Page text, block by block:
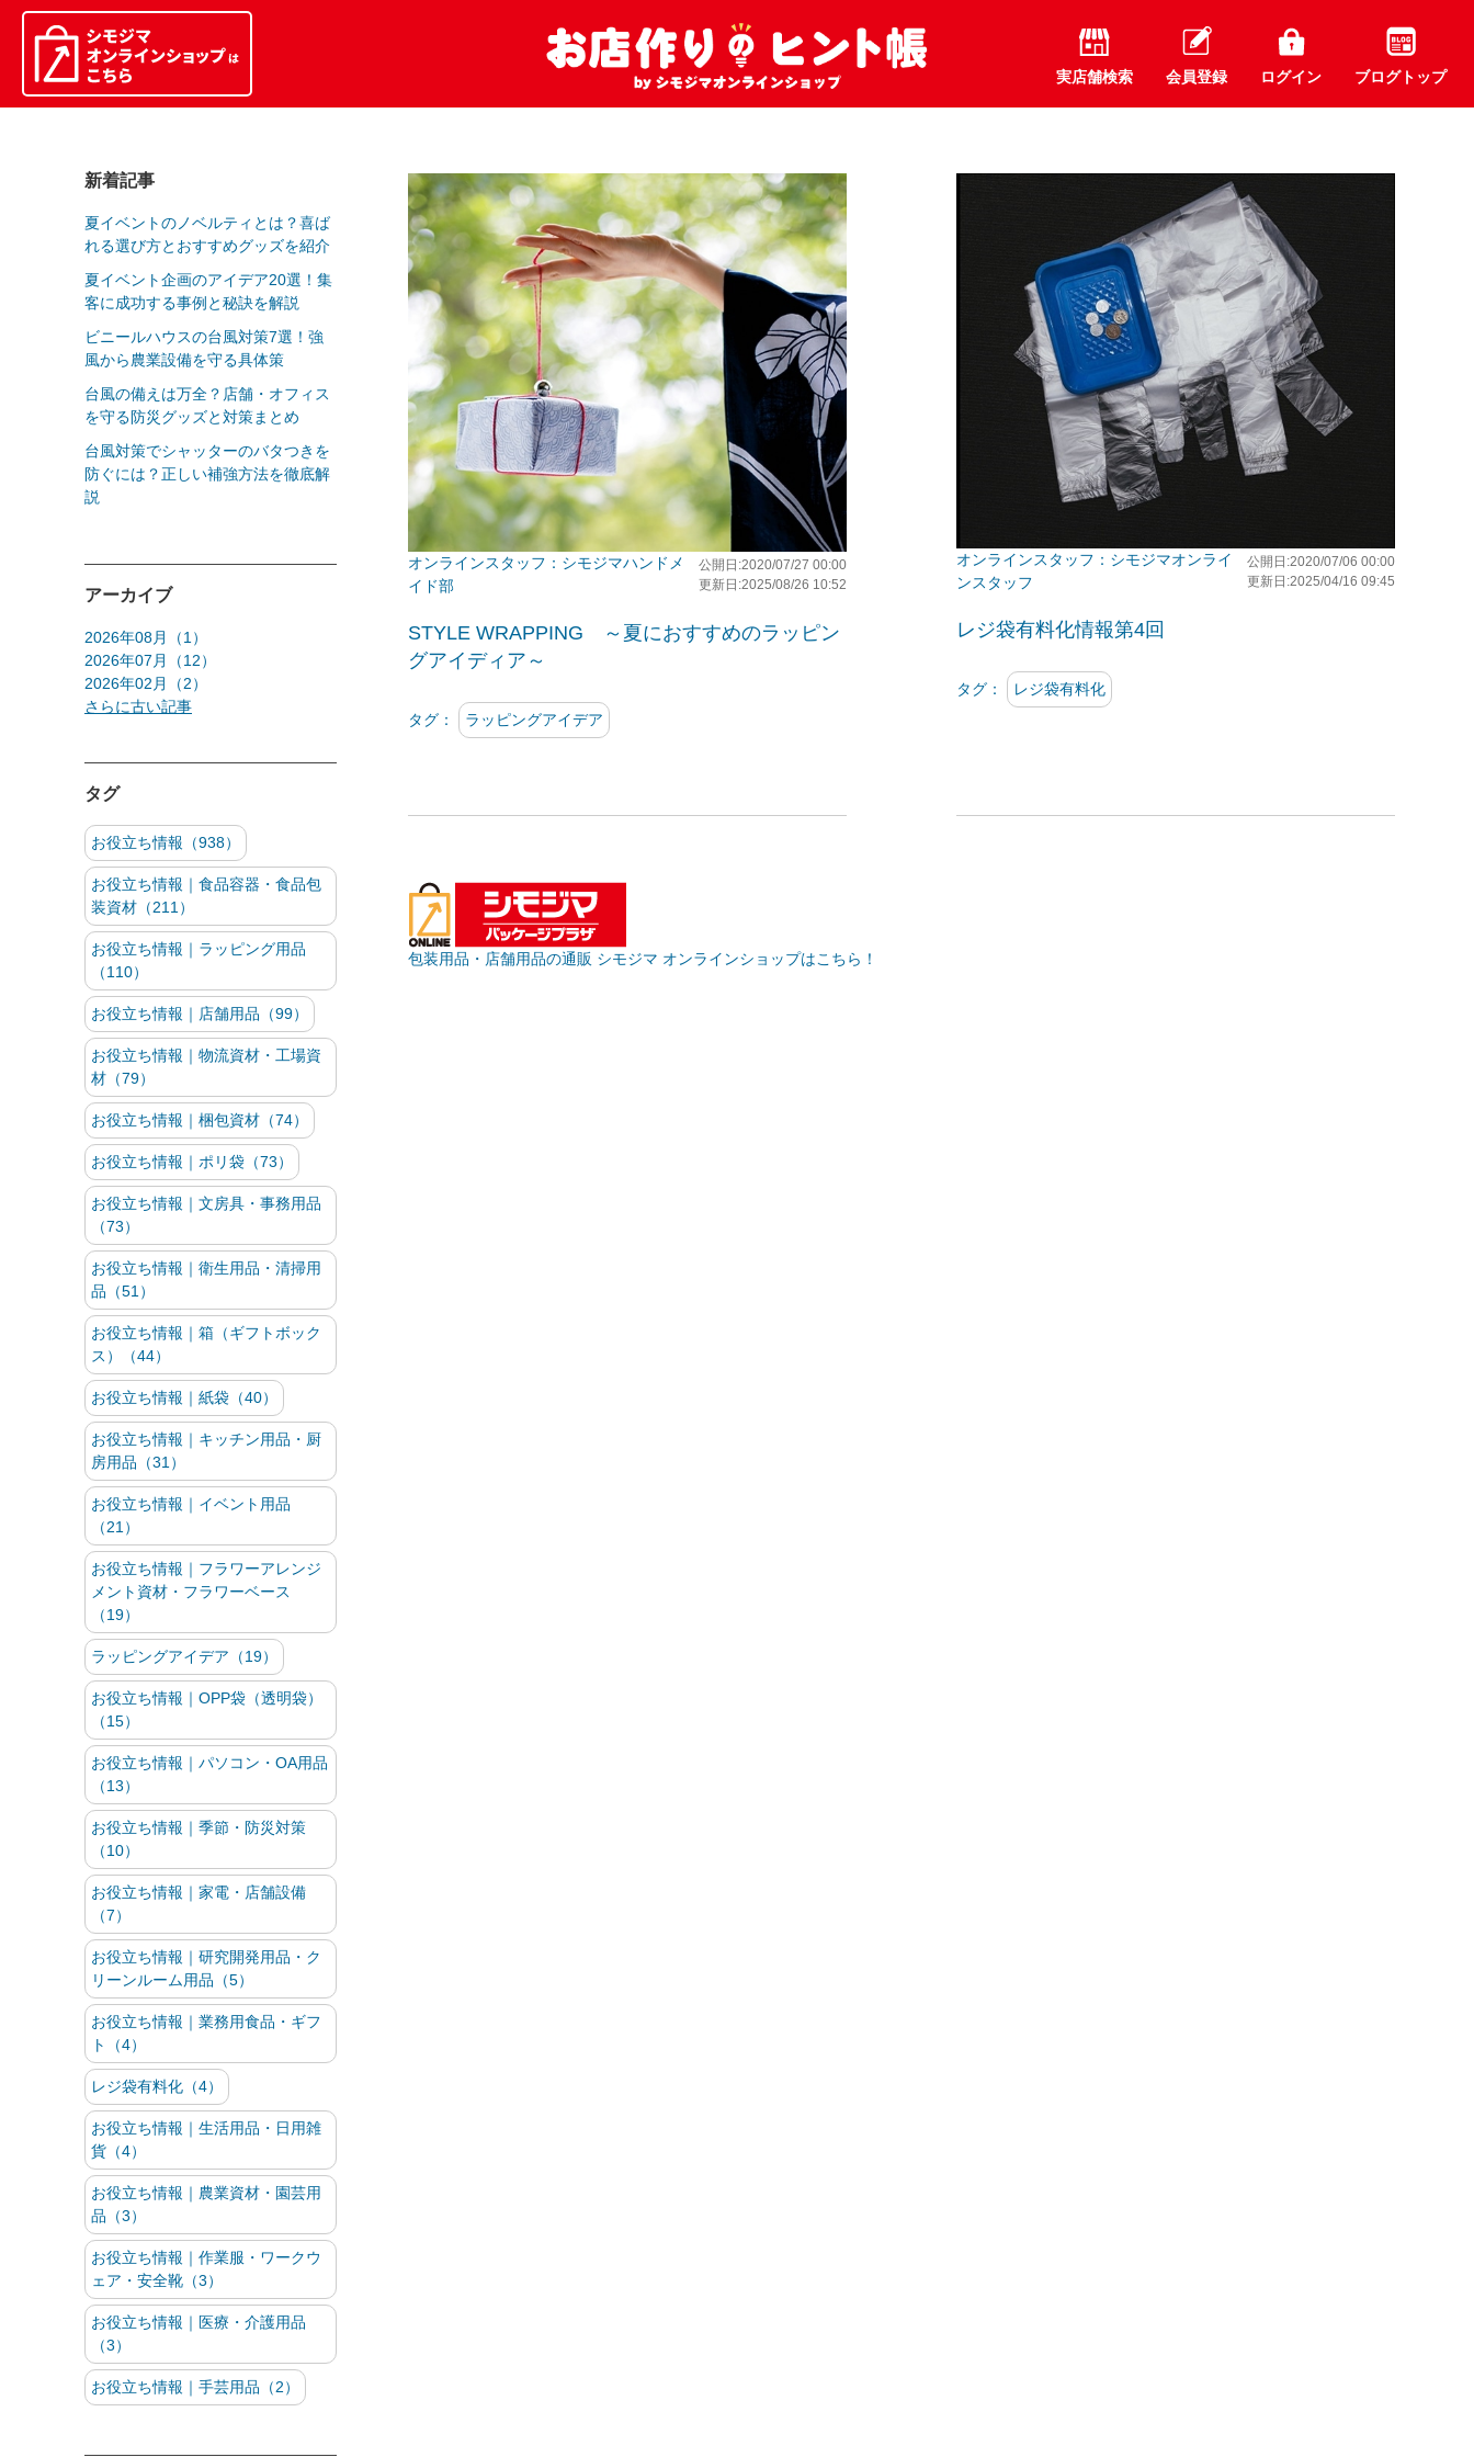
実店舗検索 会員登録 ログイン ブログトップ
新着記事
夏イベントのノベルティとは？喜ば
れる選び方とおすすめグッズを紹介
夏イベント企画のアイデア20選！集
客に成功する事例と秘訣を解説
ビニールハウスの台風対策7選！強
風から農業設備を守る具体策
台風の備えは万全？店舗・オフィス
を守る防災グッズと対策まとめ
台風対策でシャッターのバタつきを
防ぐには？正しい補強方法を徹底解
説
アーカイブ
2026年08月（1）
2026年07月（12）
2026年02月（2）
さらに古い記事
タグ
お役立ち情報（938）
お役立ち情報｜食品容器・食品包
装資材（211）
お役立ち情報｜ラッピング用品
（110）
お役立ち情報｜店舗用品（99）
お役立ち情報｜物流資材・工場資
材（79）
お役立ち情報｜梱包資材（74）
お役立ち情報｜ポリ袋（73）
お役立ち情報｜文房具・事務用品
（73）
お役立ち情報｜衛生用品・清掃用
品（51）
お役立ち情報｜箱（ギフトボック
ス）（44）
お役立ち情報｜紙袋（40）
お役立ち情報｜キッチン用品・厨
房用品（31）
お役立ち情報｜イベント用品
（21）
お役立ち情報｜フラワーアレンジ
メント資材・フラワーベース
（19）
ラッピングアイデア（19）
お役立ち情報｜OPP袋（透明袋）
（15）
お役立ち情報｜パソコン・OA用品
（13）
お役立ち情報｜季節・防災対策
（10）
お役立ち情報｜家電・店舗設備
（7）
お役立ち情報｜研究開発用品・ク
リーンルーム用品（5）
お役立ち情報｜業務用食品・ギフ
ト（4）
レジ袋有料化（4）
お役立ち情報｜生活用品・日用雑
貨（4）
お役立ち情報｜農業資材・園芸用
品（3）
お役立ち情報｜作業服・ワークウ
ェア・安全靴（3）
お役立ち情報｜医療・介護用品
（3）
お役立ち情報｜手芸用品（2）
シモジマハンドメ
イド部
公開日:2020/07/27 00:00
更新日:2025/08/26 10:52
STYLE WRAPPING ～夏におすすめのラッピン
グアイディア～
タグ： ラッピングアイデア
シモジマオンライ
ンスタッフ
公開日:2020/07/06 00:00
更新日:2025/04/16 09:45
レジ袋有料化情報第4回
タグ： レジ袋有料化
包装用品・店舗用品の通販 シモジマ オンラインショップはこちら！